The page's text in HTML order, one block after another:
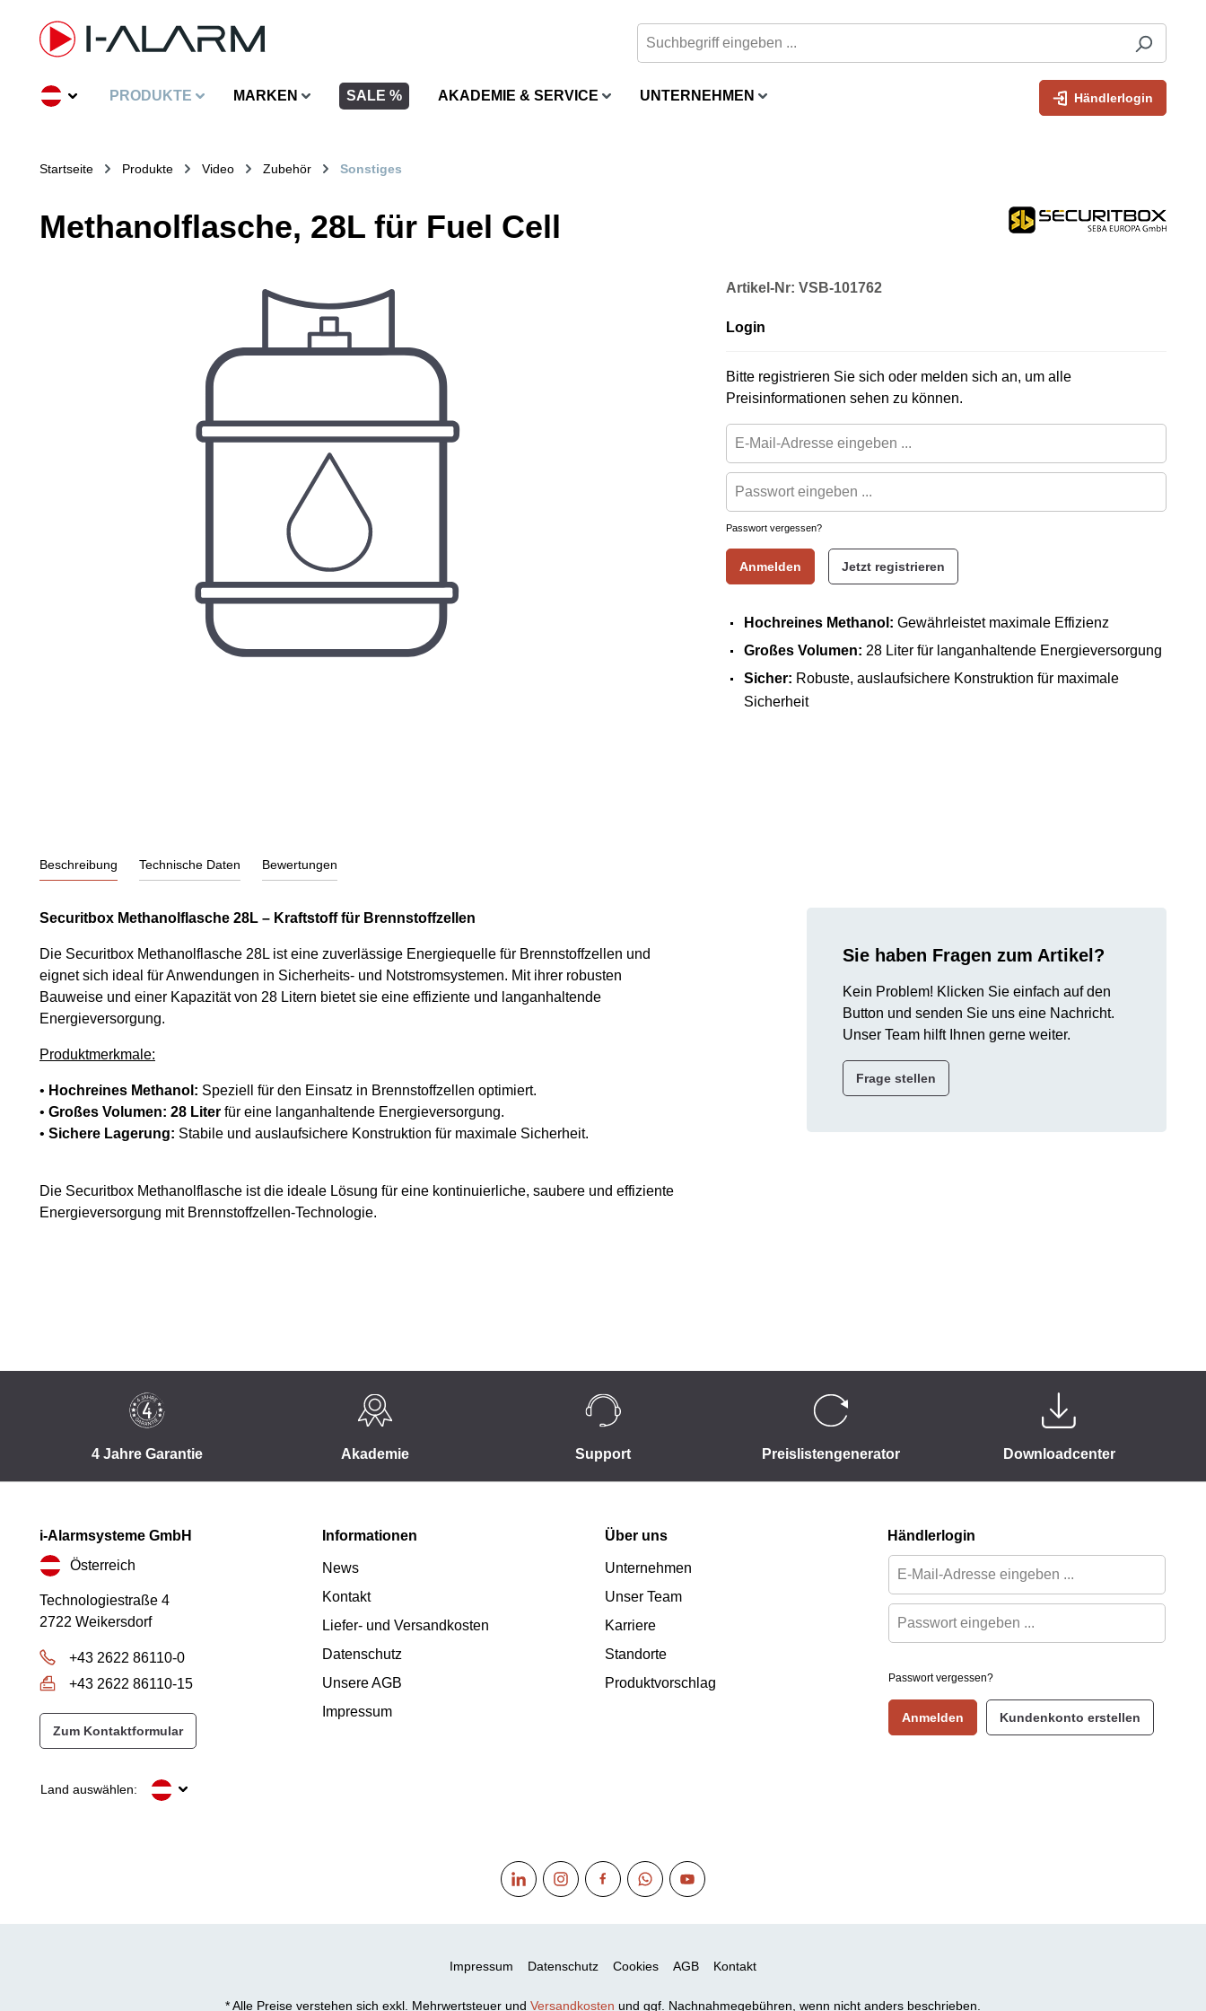
springen
PRODUKTE MARKEN SALE % AKADEMIE & SERVICE UNTERNEHMEN Händlerlogin
Startseite Produkte Video Zubehör Sonstiges
Methanolflasche, 28L für Fuel Cell
Artikel-Nr: VSB-101762
Login
Bitte registrieren Sie sich oder melden sich an, um alle
Preisinformationen sehen zu können.
Passwort vergessen?
Anmelden Jetzt registrieren
Hochreines Methanol: Gewährleistet maximale Effizienz
Großes Volumen: 28 Liter für langanhaltende Energieversorgung
Sicher: Robuste, auslaufsichere Konstruktion für maximale
Sicherheit
Beschreibung Technische Daten Bewertungen
Securitbox Methanolflasche 28L – Kraftstoff für Brennstoffzellen
Die Securitbox Methanolflasche 28L ist eine zuverlässige Energiequelle für Brennstoffzellen und
eignet sich ideal für Anwendungen in Sicherheits- und Notstromsystemen. Mit ihrer robusten
Bauweise und einer Kapazität von 28 Litern bietet sie eine effiziente und langanhaltende
Energieversorgung.
Produktmerkmale:
• Hochreines Methanol: Speziell für den Einsatz in Brennstoffzellen optimiert.
• Großes Volumen: 28 Liter für eine langanhaltende Energieversorgung.
• Sichere Lagerung: Stabile und auslaufsichere Konstruktion für maximale Sicherheit.
Die Securitbox Methanolflasche ist die ideale Lösung für eine kontinuierliche, saubere und effiziente
Energieversorgung mit Brennstoffzellen-Technologie.
Sie haben Fragen zum Artikel?
Kein Problem! Klicken Sie einfach auf den
Button und senden Sie uns eine Nachricht.
Unser Team hilft Ihnen gerne weiter.
Frage stellen
4 Jahre Garantie Akademie Support Preislistengenerator Downloadcenter
i-Alarmsysteme GmbH
Österreich
Technologiestraße 4
2722 Weikersdorf
+43 2622 86110-0
+43 2622 86110-15
Zum Kontaktformular
Land auswählen:
Informationen
News
Kontakt
Liefer- und Versandkosten
Datenschutz
Unsere AGB
Impressum
Über uns
Unternehmen
Unser Team
Karriere
Standorte
Produktvorschlag
Händlerlogin
Passwort vergessen?
Anmelden Kundenkonto erstellen
Impressum Datenschutz Cookies AGB Kontakt
* Alle Preise verstehen sich exkl. Mehrwertsteuer und Versandkosten und ggf. Nachnahmegebühren, wenn nicht anders beschrieben.